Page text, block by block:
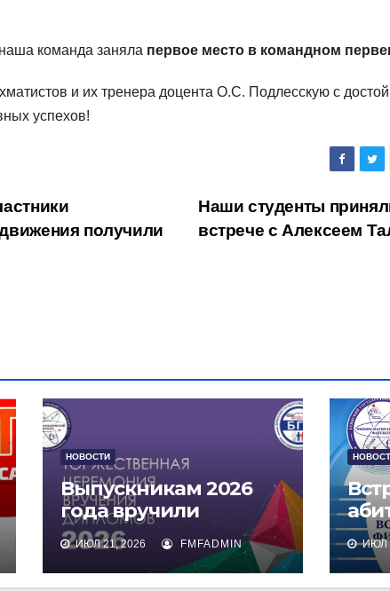
команда заняла первое место в командном
и их тренера доцента О.С. Подлесскую с
успехов!
Наши студенты
встрече с Алексеем
получили
НОВОСТИ
Выпускникам 2026
года вручили
дипломы о высшем
образовании
ИЮЛ 21, 2026 FMFADMIN ИЮЛ